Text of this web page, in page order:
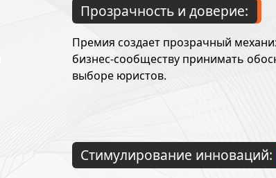
Прозрачность и доверие:
Премия создает прозрачный
бизнес-сообществу принимать
выборе юристов.
Стимулирование инноваций: